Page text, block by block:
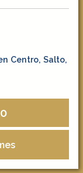
Centro, Salto,